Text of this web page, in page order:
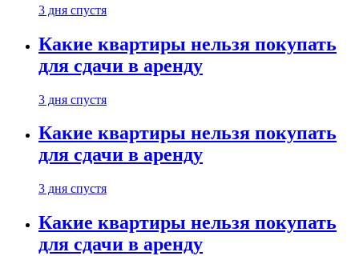
3 дня спустя
Какие квартиры нельзя покупать
для сдачи в аренду
3 дня спустя
Какие квартиры нельзя покупать
для сдачи в аренду
3 дня спустя
Какие квартиры нельзя покупать
для сдачи в аренду